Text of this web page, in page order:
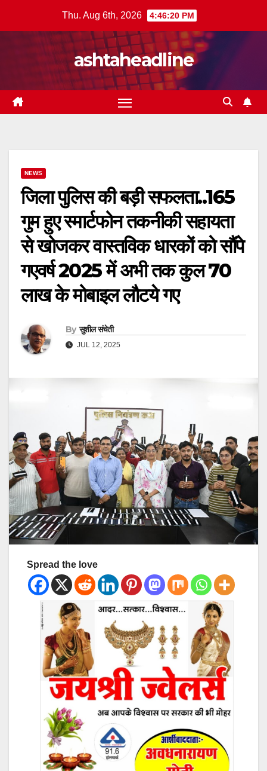
Thu. Aug 6th, 2026 4:46:22 PM
ashtaheadline
NEWS
जिला पुलिस की बड़ी सफलता..165
गुम हुए स्मार्टफोन तकनीकी सहायता
से खोजकर वास्तविक धारकों को सौंपे
गएवर्ष 2025 में अभी तक कुल 70
लाख के मोबाइल लौटये गए
By सुशील संचेती
JUL 12, 2025
Spread the love